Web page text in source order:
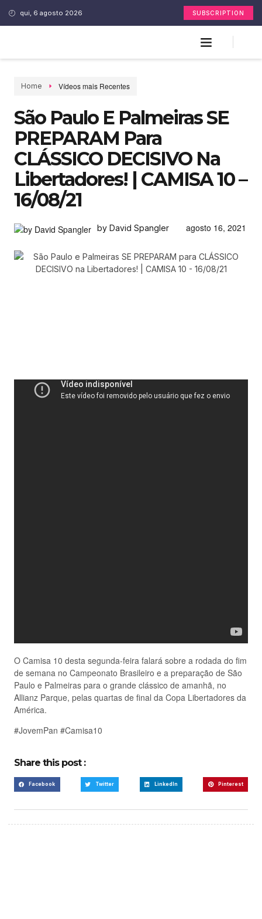
qui, 6 agosto 2026 SUBSCRIPTION
Home Vídeos mais Recentes
São Paulo E Palmeiras SE
PREPARAM Para
CLÁSSICO DECISIVO Na
Libertadores! | CAMISA 10 –
16/08/21
by David Spangler agosto 16, 2021
O Camisa 10 desta segunda-feira falará sobre a rodada do fim
de semana no Campeonato Brasileiro e a preparação de São
Paulo e Palmeiras para o grande clássico de amanhã, no
Allianz Parque, pelas quartas de final da Copa Libertadores da
América.
#JovemPan #Camisa10
Share this post :
Facebook Twitter LinkedIn Pinterest